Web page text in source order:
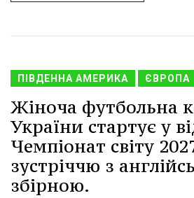
ПІВДЕННА АМЕРИКА ЄВРОПА
Жіноча футбольна
України стартує у
Чемпіонат світу
зустріччю з
збірною.